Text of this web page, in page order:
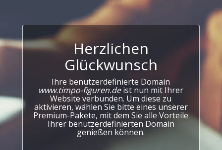
Herzlichen
Glückwunsch
Ihre benutzerdefinierte Domain
www.timpo-figuren.deist nun mit Ihrer
Website verbunden. Um diese zu
aktivieren, wählen Sie bitte eines unserer
Premium-Pakete, mit dem Sie alle Vorteile
Ihrer benutzerdefinierten Domain
genießen können.